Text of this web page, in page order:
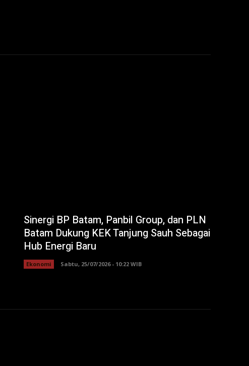
Sinergi BP Batam, Panbil Group, dan PLN
Batam Dukung KEK Tanjung Sauh Sebagai
Hub Energi Baru
Ekonomi Sabtu, 25/07/2026 - 10:22 WIB